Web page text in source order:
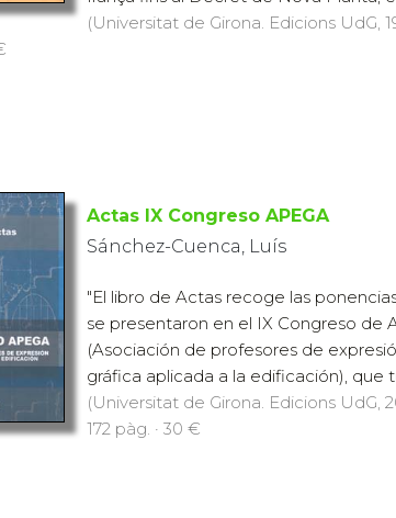
(Universitat de Girona. Edicions UdG,
Actas IX Congreso APEGA
Sánchez-Cuenca, Luís
"El libro de Actas recoge las
se presentaron en el IX Congreso de
(Asociación de profesores de
gráfica aplicada a la edificación), que
(Universitat de Girona. Edicions UdG,
172 pàg. · 30 €